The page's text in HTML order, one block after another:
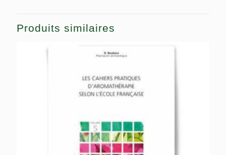
Produits similaires